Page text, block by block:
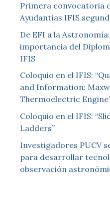
Primera convocatoria
Ayudantías IFIS
De EFI a la
importancia del
IFIS
Coloquio en el IFIS:
and Information:
Thermoelectric
Coloquio en el IFIS:
Ladders”
Investigadores PUCV
para desarrollar
observación